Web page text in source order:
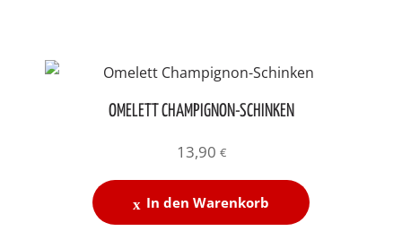
OMELETT CHAMPIGNON-SCHINKEN
13,90 €
In den Warenkorb